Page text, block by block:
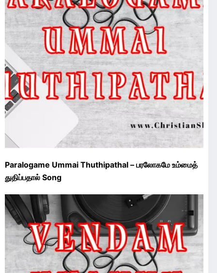
Paralogame Ummai Thuthipathal – பரலோகமே உம்மைத்
துதிப்பதால் Song